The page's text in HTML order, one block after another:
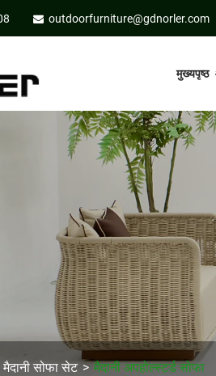
outdoorfurniture@gdnorler.com
मुख्यपृष्ठ
मैदानी सोफा सेट मैदानी अपहोल्स्टर्ड सोफा